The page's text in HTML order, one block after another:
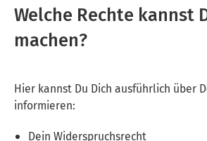
Welche Rechte kannst
machen?
Hier kannst Du Dich ausführlich über
informieren:
Dein Widerspruchsrecht